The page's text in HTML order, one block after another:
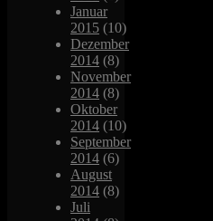
Januar
2015 (10)
Dezember
2014 (8)
November
2014 (8)
Oktober
2014 (10)
September
2014 (6)
August
2014 (8)
Juli